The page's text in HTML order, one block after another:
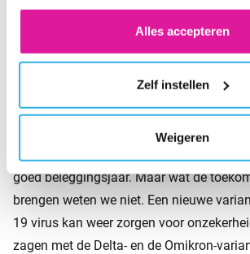
Alles accepteren
Zelf instellen
Weigeren
obligaties lieten uiteindelijk wel een
Een goed
Al met al gaat 2021, net als 2020, de
goed beleggingsjaar. Maar wat de
brengen weten we niet. Een nieuwe
19 virus kan weer zorgen voor
zagen met de Delta- en de Omikron-